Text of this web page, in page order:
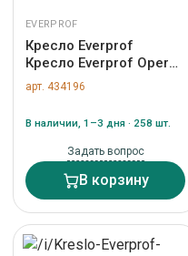
EVERPROF
Кресло Everprof
Кресло Everprof Opera
(Опера Блэк) CF Сетка
Черный арт. ZN-
арт. 434196
В наличии, 1–3 дня · 258 шт.
Задать вопрос
В корзину